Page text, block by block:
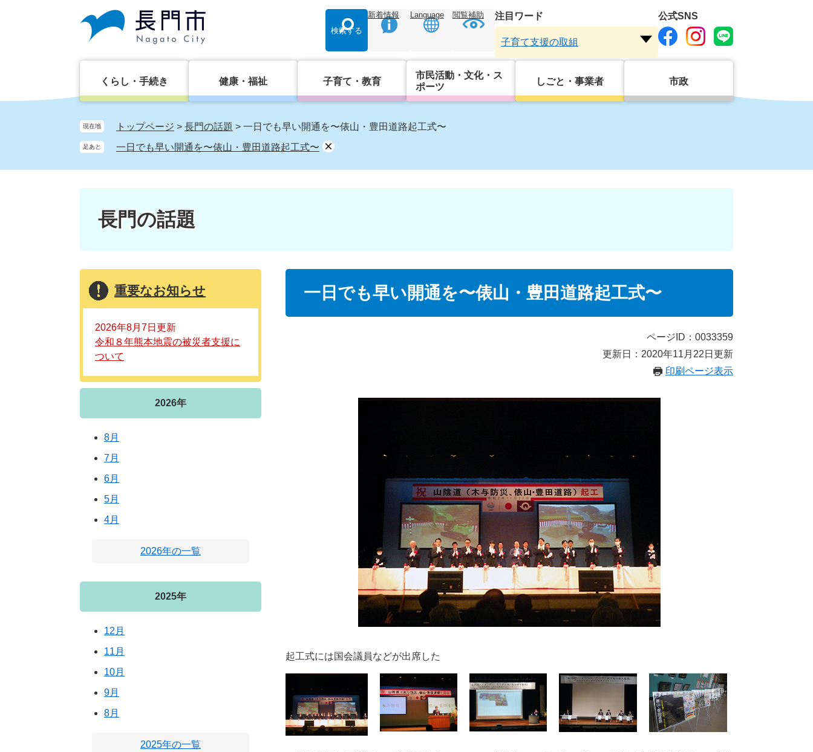
検索する
新着情報 Language 閲覧補助 注目ワード
ー
子育て支援の取組
公式SNS
くらし・手続き 健康・福祉 子育て・教育
市民活動・文化・ス
ポーツ
しごと・事業者 市政
現在地 トップページ > 長門の話題 > 一日でも早い開通を〜俵山・豊田道路起工式〜
足あと 一日でも早い開通を〜俵山・豊田道路起工式〜
長門の話題
一日でも早い開通を〜俵山・豊田道路起工式〜
ページID：0033359
更新日：2020年11月22日更新
印刷ページ表示
起工式には国会議員などが出席した
重要なお知らせ
2026年8月7日更新
令和８年熊本地震の被災者支援に
ついて
2026年
8月
7月
6月
5月
4月
2026年の一覧
2025年
12月
11月
10月
9月
8月
2025年の一覧